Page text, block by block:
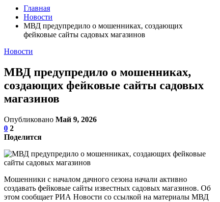
Главная
Новости
МВД предупредило о мошенниках, создающих
фейковые сайты садовых магазинов
Новости
МВД предупредило о мошенниках,
создающих фейковые сайты садовых
магазинов
Опубликовано Май 9, 2026
0 2
Поделится
Мошенники с началом дачного сезона начали активно
создавать фейковые сайты известных садовых магазинов. Об
этом сообщает РИА Новости со ссылкой на материалы МВД